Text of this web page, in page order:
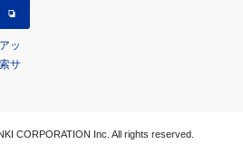
ッ
サ
CORPORATION Inc. All rights reserved.